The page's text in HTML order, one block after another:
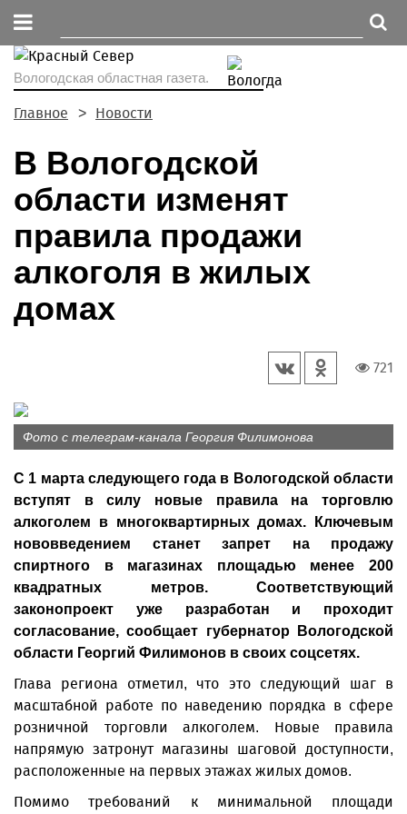
Вологодская областная газета.
Главное Новости
В Вологодской
области изменят
правила продажи
алкоголя в жилых
домах
721
Фото с телеграм-канала Георгия Филимонова
С 1 марта следующего года в Вологодской области
вступят в силу новые правила на торговлю
алкоголем в многоквартирных домах. Ключевым
нововведением станет запрет на продажу
спиртного в магазинах площадью менее 200
квадратных метров. Соответствующий
законопроект уже разработан и проходит
согласование, сообщает губернатор Вологодской
области Георгий Филимонов в своих соцсетях.
Глава региона отметил, что это следующий шаг в
масштабной работе по наведению порядка в сфере
розничной торговли алкоголем. Новые правила
напрямую затронут магазины шаговой доступности,
расположенные на первых этажах жилых домов.
Помимо требований к минимальной площади